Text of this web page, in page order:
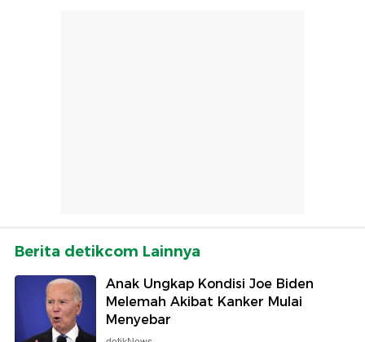
Berita detikcom Lainnya
Anak Ungkap Kondisi Joe Biden
Melemah Akibat Kanker Mulai
Menyebar